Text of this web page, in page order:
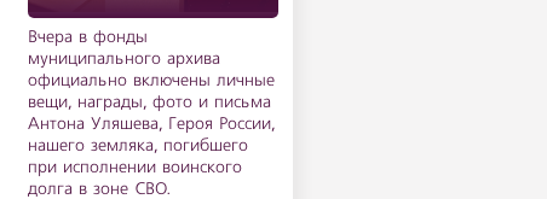
Вчера в фонды
муниципального архива
официально включены личные
вещи, награды, фото и письма
Антона Уляшева, Героя России,
нашего земляка, погибшего
при исполнении воинского
долга в зоне СВО.